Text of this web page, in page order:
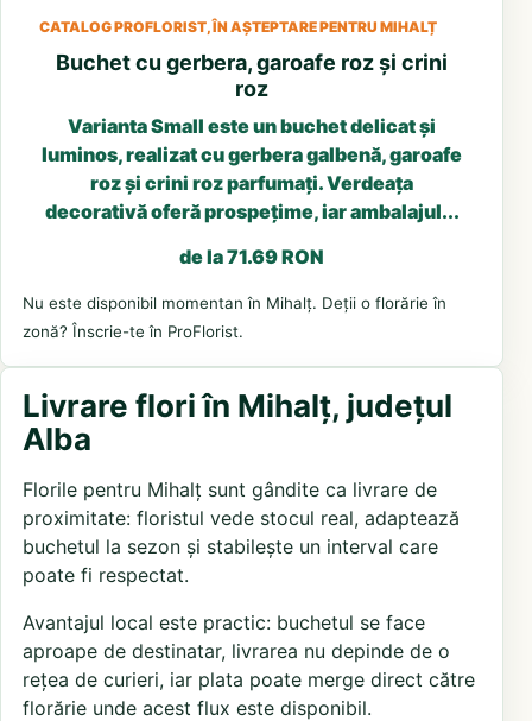
CATALOG PROFLORIST, ÎN AȘTEPTARE PENTRU MIHALȚ
Buchet cu gerbera, garoafe roz și crini
roz
Varianta Small este un buchet delicat și
luminos, realizat cu gerbera galbenă, garoafe
roz și crini roz parfumați. Verdeața
decorativă oferă prospețime, iar ambalajul...
de la 71.69 RON
Nu este disponibil momentan în Mihalț. Deții o florărie în
zonă? Înscrie-te în ProFlorist.
Livrare flori în Mihalț, județul
Alba
Florile pentru Mihalț sunt gândite ca livrare de
proximitate: floristul vede stocul real, adaptează
buchetul la sezon și stabilește un interval care
poate fi respectat.
Avantajul local este practic: buchetul se face
aproape de destinatar, livrarea nu depinde de o
rețea de curieri, iar plata poate merge direct către
florărie unde acest flux este disponibil.